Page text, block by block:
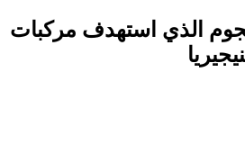
الذي استهدف مركبات